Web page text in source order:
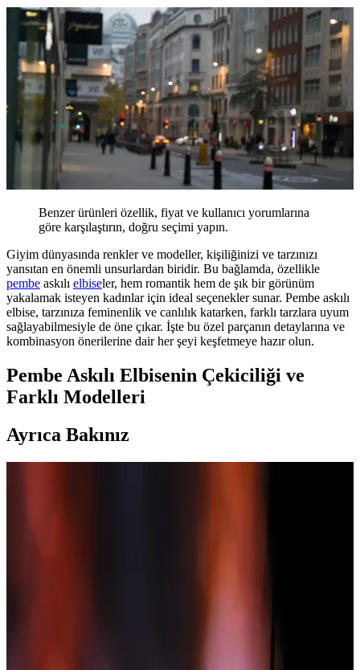
Benzer ürünleri özellik, fiyat ve kullanıcı yorumlarına
göre karşılaştırın, doğru seçimi yapın.
Giyim dünyasında renkler ve modeller, kişiliğinizi ve tarzınızı
yansıtan en önemli unsurlardan biridir. Bu bağlamda, özellikle
pembe askılı elbiseler, hem romantik hem de şık bir görünüm
yakalamak isteyen kadınlar için ideal seçenekler sunar. Pembe askılı
elbise, tarzınıza feminenlik ve canlılık katarken, farklı tarzlara uyum
sağlayabilmesiyle de öne çıkar. İşte bu özel parçanın detaylarına ve
kombinasyon önerilerine dair her şeyi keşfetmeye hazır olun.
Pembe Askılı Elbisenin Çekiciliği ve
Farklı Modelleri
Ayrıca Bakınız